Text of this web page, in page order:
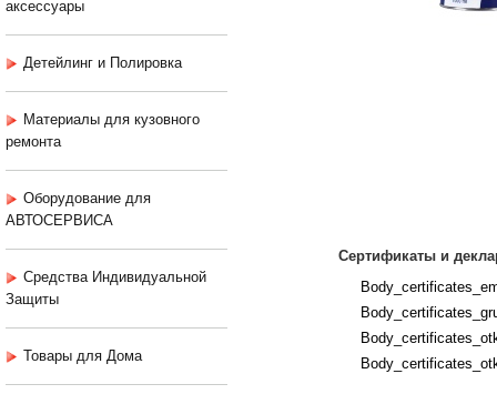
аксессуары
Детейлинг и Полировка
Материалы для кузовного
ремонта
Оборудование для
АВТОСЕРВИСА
Средства Индивидуальной
Защиты
Товары для Дома
Сертификаты и